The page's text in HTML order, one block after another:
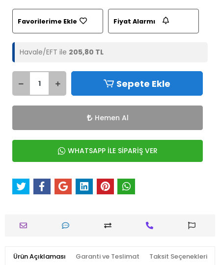
Favorilerime Ekle Fiyat Alarmı
Havale/EFT ile 205,80 TL
Sepete Ekle
Hemen Al
WHATSAPP İLE SİPARİŞ VER
Ürün Açıklaması Garanti ve Teslimat Taksit Seçenekleri